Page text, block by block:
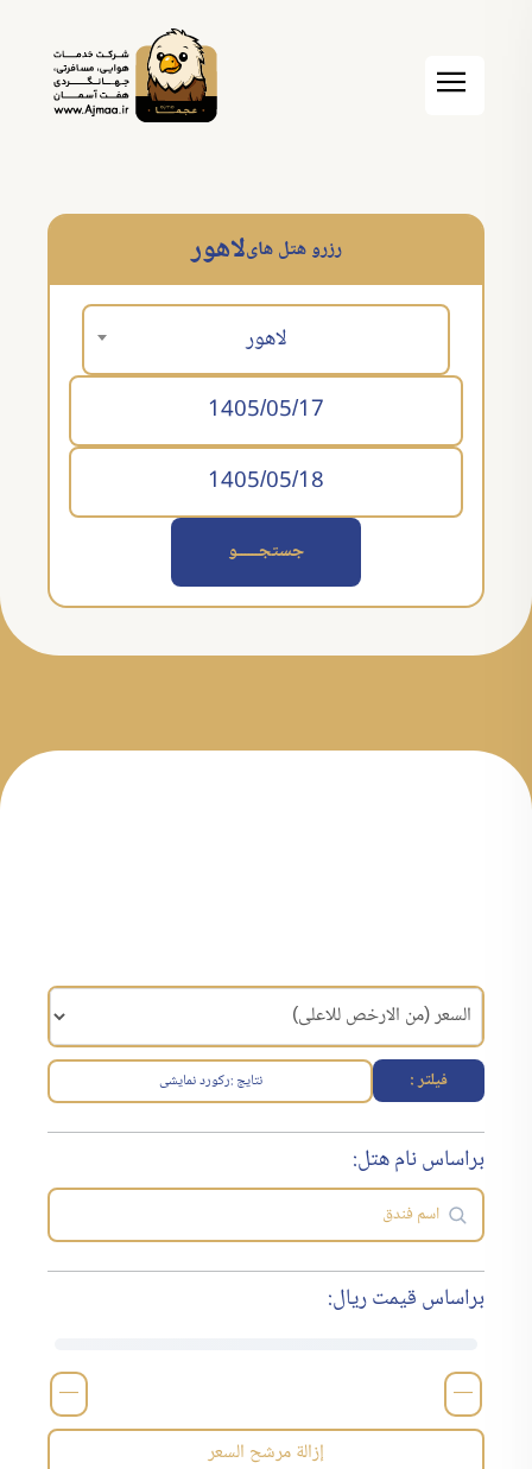
لاهوررزرو هتل های
لاهور
جستجــــــو
فیلتر : نتایج :رکورد نمایشی
براساس نام هتل:
براساس قیمت ریال:
—
—
إزالة مرشح السعر